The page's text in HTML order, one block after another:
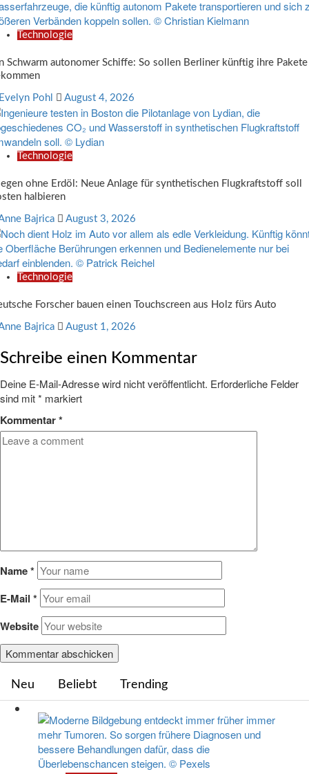
Technologie
Schwarm autonomer Schiffe: So sollen Berliner künftig ihre Pakete
Pohl August 4, 2026
Technologie
ohne Erdöl: Neue Anlage für synthetischen Flugkraftstoff soll
halbieren
Bajrica August 3, 2026
Technologie
Forscher bauen einen Touchscreen aus Holz fürs Auto
Bajrica August 1, 2026
Schreibe einen Kommentar
Deine E-Mail-Adresse wird nicht veröffentlicht. Erforderliche Felder
sind mit* markiert
Kommentar*
Name*
E-Mail *
Website
Neu Beliebt Trending